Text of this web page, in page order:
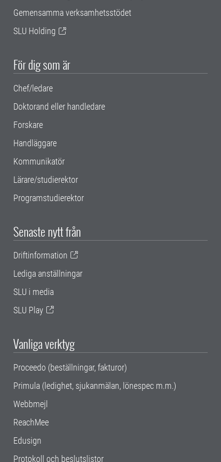
Gemensamma verksamhetsstödet
SLU Holding
För dig som är
Chef/ledare
Doktorand eller handledare
Forskare
Handläggare
Kommunikatör
Lärare/studierektor
Programstudierektor
Senaste nytt från
Driftinformation
Lediga anställningar
SLU i media
SLU Play
Vanliga verktyg
Proceedo (beställningar, fakturor)
Primula (ledighet, sjukanmälan, lönespec m.m.)
Webbmejl
ReachMee
Edusign
Protokoll och beslutslistor